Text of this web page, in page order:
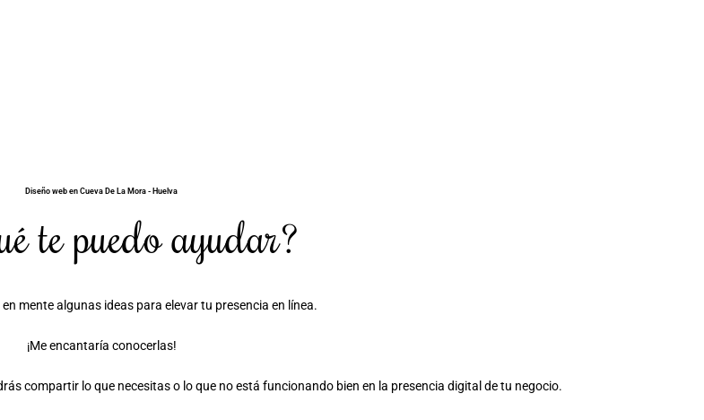
Diseño web en Cueva De La Mora - Huelva
te puedo ayudar?
mente algunas ideas para elevar tu presencia en línea.
¡Me encantaría conocerlas!
compartir lo que necesitas o lo que no está funcionando bien en la presencia digital de tu negocio.